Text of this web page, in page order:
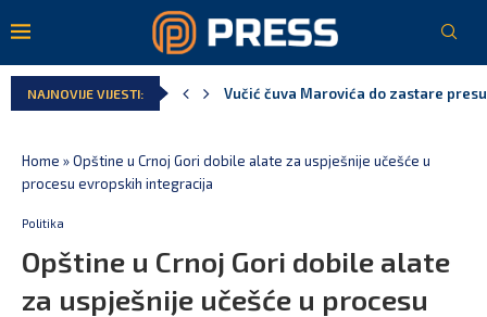
NAJNOVIJE VIJESTI:
Poreska uprava: Za sedam mjeseci
Home »Opštine u Crnoj Gori dobile alate za uspješnije učešće u
procesu evropskih integracija
Politika
Opštine u Crnoj Gori dobile alate
za uspješnije učešće u procesu